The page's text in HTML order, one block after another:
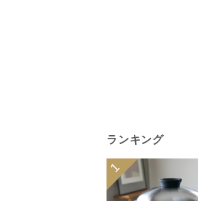
ランキング
1